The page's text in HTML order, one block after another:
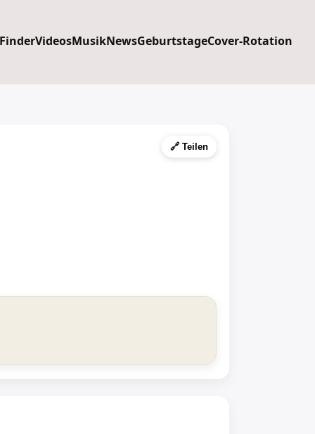
VideosMusikNewsGeburtstageCover-Rotation
🔗 Teilen